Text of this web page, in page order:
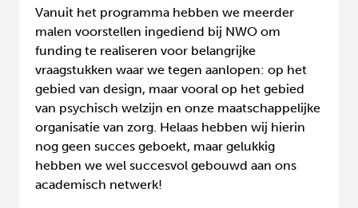
Vanuit het programma hebben we meerder
malen voorstellen ingediend bij NWO om
funding te realiseren voor belangrijke
vraagstukken waar we tegen aanlopen: op het
gebied van design, maar vooral op het gebied
van psychisch welzijn en onze maatschappelijke
organisatie van zorg. Helaas hebben wij hierin
nog geen succes geboekt, maar gelukkig
hebben we wel succesvol gebouwd aan ons
academisch netwerk!